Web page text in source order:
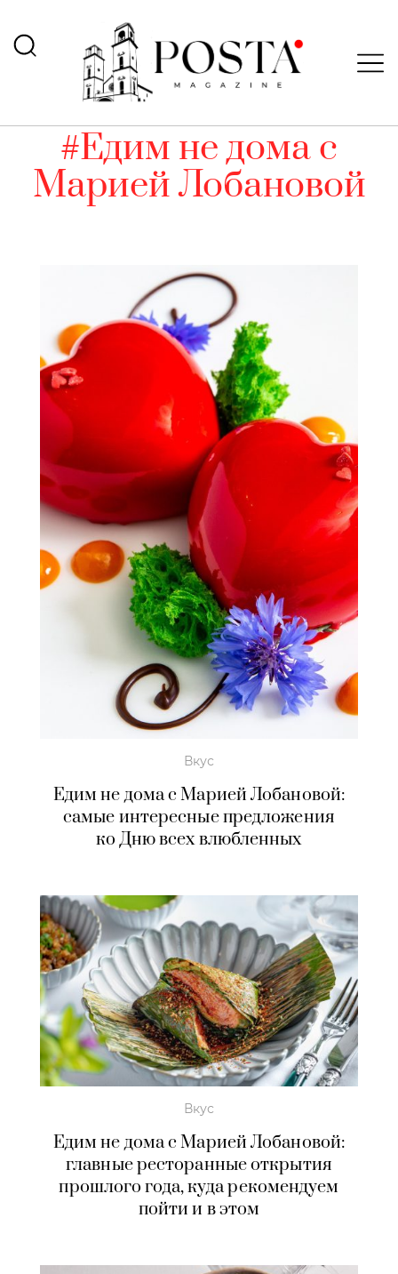
#Едим не дома с
Марией Лобановой
Вкус
Едим не дома с Марией Лобановой:
самые интересные предложения
ко Дню всех влюбленных
Вкус
Едим не дома с Марией Лобановой:
главные ресторанные открытия
прошлого года, куда рекомендуем
пойти и в этом